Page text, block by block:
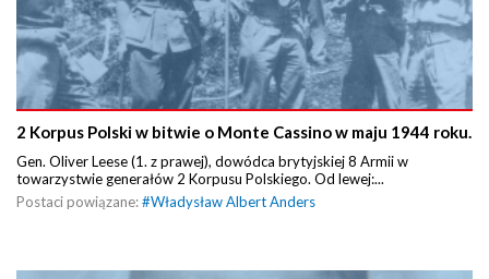
2 Korpus Polski w bitwie o Monte Cassino w maju 1944 roku.
Gen. Oliver Leese (1. z prawej), dowódca brytyjskiej 8 Armii w
towarzystwie generałów 2 Korpusu Polskiego. Od lewej:...
Postaci powiązane:#Władysław Albert Anders